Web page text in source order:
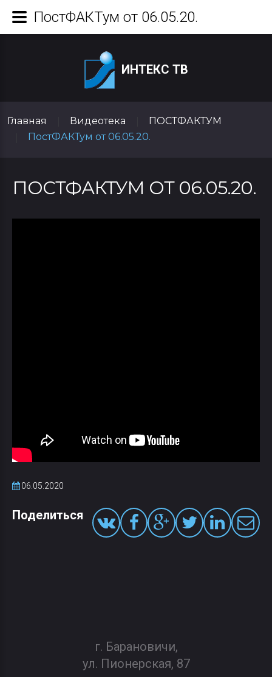
ИНТЕКС ТВ
Главная Видеотека
ПОСТФАКТУМ
ПостФАКТум от 06.05.20.
ПОСТФАКТУМ ОТ 06.05.20.
06.05.2020
Поделиться
г. Барановичи,
ул. Пионерская, 87
ПостФАКТум от 06.05.20.